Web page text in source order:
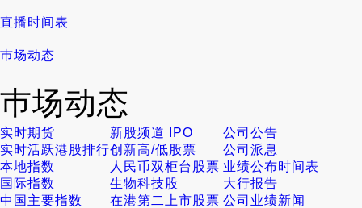
直播时间表
巿场动态
巿场动态
实时期货 新股频道 IPO
公司公告
实时活跃港股排行创新高/低股票
公司派息
本地指数
人民币双柜台股票 业绩公布时间表
国际指数
生物科技股
大行报告
中国主要指数
在港第二上市股票 公司业绩新闻